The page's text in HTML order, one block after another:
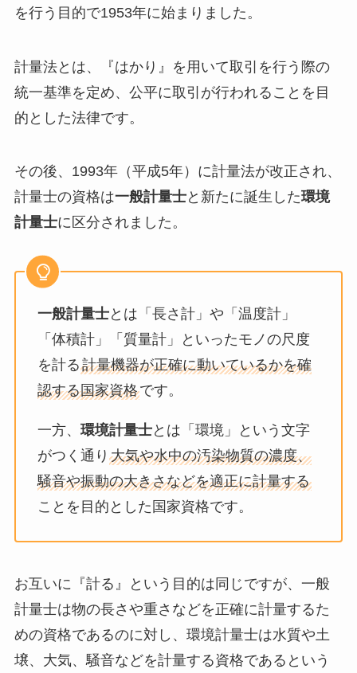
を行う目的で1953年に始まりました。
計量法とは、『はかり』を用いて取引を行う際の
統一基準を定め、公平に取引が行われることを目
的とした法律です。
その後、1993年（平成5年）に計量法が改正され、
計量士の資格は一般計量士と新たに誕生した環境
計量士に区分されました。
一般計量士とは「長さ計」や「温度計」
「体積計」「質量計」といったモノの尺度
を計る計量機器が正確に動いているかを確
認する国家資格です。
一方、 環境計量士とは「環境」という文字
がつく通り 大気や水中の汚染物質の濃度、
騒音や振動の大きさなどを適正に計量する
ことを目的とした国家資格です。
お互いに『計る』という目的は同じですが、一般
計量士は物の長さや重さなどを正確に計量するた
めの資格であるのに対し、環境計量士は水質や土
壌、大気、騒音などを計量する資格であるという